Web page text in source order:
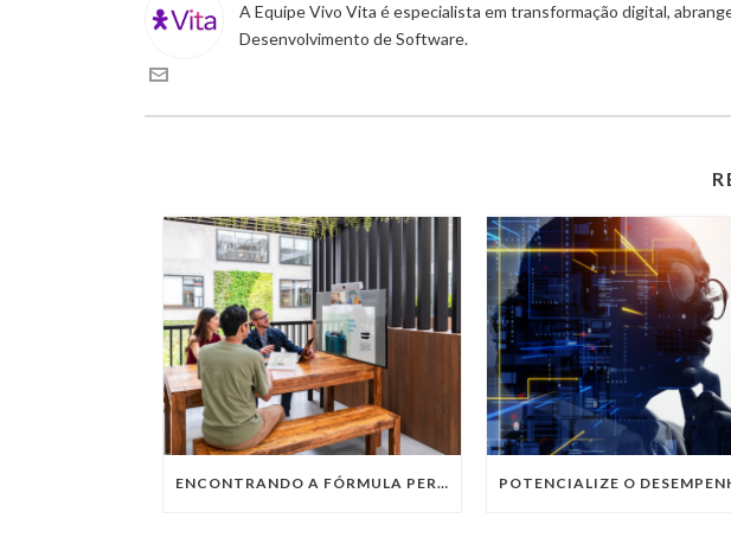
A Equipe Vivo Vita é especialista em transformação digital,
Desenvolvimento de Software.
ENCONTRANDO A FÓRMULA PERFEITA: TRABALHO PRESENCIAL, HOME OFFICE OU TRABALHO HÍBRIDO?